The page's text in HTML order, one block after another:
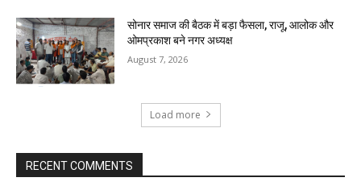
सोनार समाज की बैठक में बड़ा फैसला, राजू, आलोक और
ओमप्रकाश बने नगर अध्यक्ष
August 7, 2026
Load more
RECENT COMMENTS